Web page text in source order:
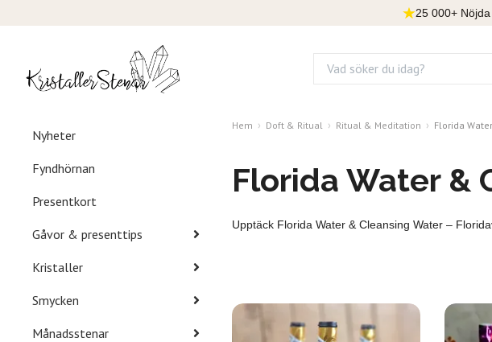
25 000+
Nyheter
Fyndhörnan
Presentkort
Gåvor & presenttips
Kristaller
Smycken
Månadsstenar
Hem Doft & Ritual Ritual & Meditation Florida
Florida Water &
Upptäck Florida Water & Cleansing Water –